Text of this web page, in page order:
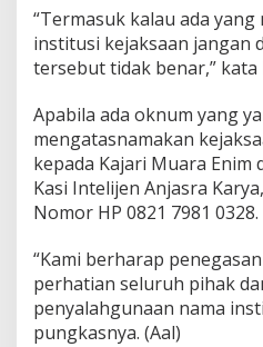
“Termasuk kalau ada
institusi kejaksaan jangan
tersebut tidak benar,” kata
Apabila ada oknum yang
mengatasnamakan
kepada Kajari Muara
Kasi Intelijen Anjasra
Nomor HP 0821 7981 0328.
“Kami berharap
perhatian seluruh pihak
penyalahgunaan nama
pungkasnya. (Aal)